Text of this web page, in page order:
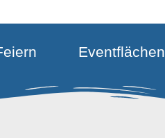
Eventflächen